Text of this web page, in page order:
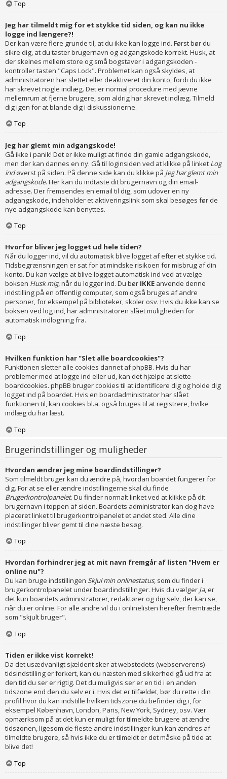
Top
Jeg har tilmeldt mig for et stykke tid siden, og kan nu ikke
logge ind længere?!
Der kan være flere grunde til, at du ikke kan logge ind. Først bør du
sikre dig, at du taster brugernavn og adgangskode korrekt. Husk, at
der skelnes mellem store og små bogstaver i adgangskoden -
kontroller tasten "Caps Lock". Problemet kan også skyldes, at
administratoren har slettet eller deaktiveret din konto, fordi du ikke
har skrevet nogle indlæg. Det er normal procedure med jævne
mellemrum at fjerne brugere, som aldrig har skrevet indlæg. Tilmeld
dig igen for at blande dig i diskussionerne.
Top
Jeg har glemt min adgangskode!
Gå ikke i panik! Det er ikke muligt at finde din gamle adgangskode,
men der kan dannes en ny. Gå til loginsiden ved at klikke på linket Log
indøverst på siden. På denne side kan du klikke på Jeg har glemt min
adgangskode. Her kan du indtaste dit brugernavn og din email-
adresse. Der fremsendes en email til dig, som udover en ny
adgangskode, indeholder et aktiveringslink som skal besøges før de
nye adgangskode kan benyttes.
Top
Hvorfor bliver jeg logget ud hele tiden?
Når du logger ind, vil du automatisk blive logget af efter et stykke tid.
Tidsbegrænsningen er sat for at mindske risikoen for misbrug af din
konto. Du kan vælge at blive logget automatisk ind ved at vælge
boksen Husk mig, når du logger ind. Du bør IKKE anvende denne
indstilling på en offentlig computer, som også bruges af andre
personer, for eksempel på biblioteker, skoler osv. Hvis du ikke kan se
boksen ved log ind, har administratoren slået muligheden for
automatisk indlogning fra.
Top
Hvilken funktion har "Slet alle boardcookies"?
Funktionen sletter alle cookies dannet af phpBB. Hvis du har
problemer med at logge ind eller ud, kan det hjælpe at slette
boardcookies. phpBB bruger cookies til at identificere dig og holde dig
logget ind på boardet. Hvis en boardadministrator har slået
funktionen til, kan cookies bl.a. også bruges til at registrere, hvilke
indlæg du har læst.
Top
Brugerindstillinger og muligheder
Hvordan ændrer jeg mine boardindstillinger?
Som tilmeldt bruger kan du ændre på, hvordan boardet fungerer for
dig. For at se eller ændre indstillingerne skal du finde
Brugerkontrolpanelet. Du finder normalt linket ved at klikke på dit
brugernavn i toppen af siden. Boardets administrator kan dog have
placeret linket til brugerkontrolpanelet et andet sted. Alle dine
indstillinger bliver gemt til dine næste besøg.
Top
Hvordan forhindrer jeg at mit navn fremgår af listen "Hvem er
online nu"?
Du kan bruge indstillingen Skjul min onlinestatus, som du finder i
brugerkontrolpanelet under boardindstillinger. Hvis du vælger Ja, er
det kun boardets administratorer, redaktører og dig selv, der kan se,
når du er online. For alle andre vil du i onlinelisten herefter fremtræde
som "skjult bruger".
Top
Tiden er ikke vist korrekt!
Da det usædvanligt sjældent sker at webstedets (webserverens)
tidsindstilling er forkert, kan du næsten med sikkerhed gå ud fra at
den tid du ser er rigtig. Det du muligvis ser er en tid i en anden
tidszone end den du selv er i. Hvis det er tilfældet, bør du rette i din
profil hvor du kan indstille hvilken tidszone du befinder dig i, for
eksempel København, London, Paris, New York, Sydney, osv. Vær
opmærksom på at det kun er muligt for tilmeldte brugere at ændre
tidszonen, ligesom de fleste andre indstillinger kun kan ændres af
tilmeldte brugere, så hvis ikke du er tilmeldt er det måske på tide at
blive det!
Top